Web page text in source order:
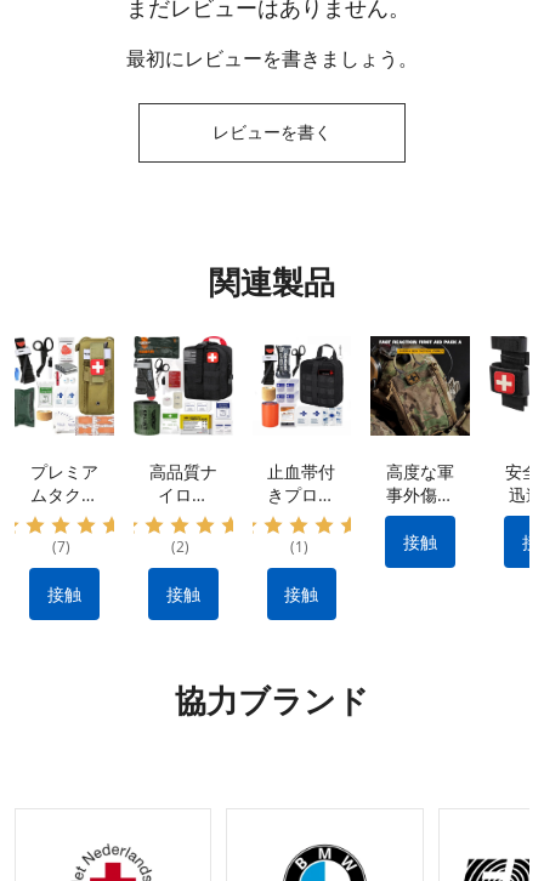
まだレビューはありません。
最初にレビューを書きましょう。
レビューを書く
関連製品
プレミア
ムタクテ
ィカルキ
ット: 防
水ナイロ
ン素材、
ポータブ
エストの
(7)
接触
高品質ナ
イロン
IFAK タ
クティカ
ル キッ
ト: 出血
を止める
ーカー製
のタクテ
ィカル
(2)
接触
止血帯付
きプロ仕
様外傷応
急処置キ
ット：出
血を抑え
る耐久性
タクティ
カルギア
(1)
接触
高度な軍
事外傷キ
ット: 防
水素材 |
クイック
接触
安全
迅
率的
血
ため
接
協力ブランド